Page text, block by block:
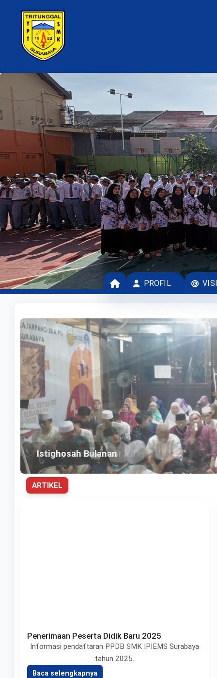
PROFIL
Istighosah Bulanan
ARTIKEL
Penerimaan Peserta Didik Baru 2025
Informasi pendaftaran PPDB SMK IPIEMS Surabaya
tahun 2025.
Baca selengkapnya